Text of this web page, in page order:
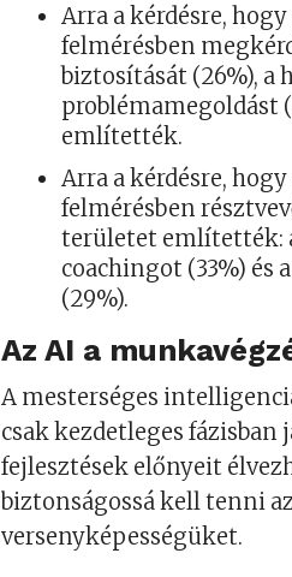
Arra a kérdésre,
felmérésben
biztosítását (26%), a
problémamegoldást
említették.
Arra a kérdésre, hogy
felmérésben
területet említették:
coachingot (33%)
(29%).
Az AI a
A mesterséges
csak kezdetleges fázisban
fejlesztések előnyeit
biztonságossá kell tenni
versenyképességüket.